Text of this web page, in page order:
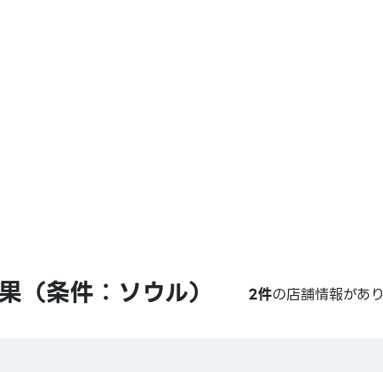
（条件：ソウル） 2件の店舗情報があ